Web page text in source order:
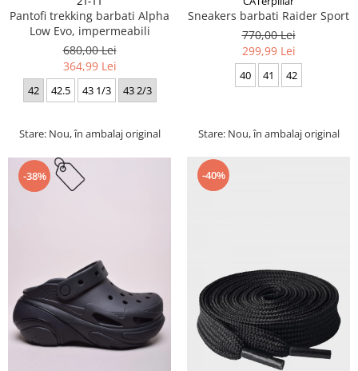
Pantofi trekking barbati Alpha
Low Evo, impermeabili
680,00 Lei
364,99 Lei
42 42.5 43 1/3 43 2/3
Stare: Nou, în ambalaj original
Sneakers barbati Raider Sport
770,00 Lei
299,99 Lei
40 41 42
Stare: Nou, în ambalaj original
-38% -40%